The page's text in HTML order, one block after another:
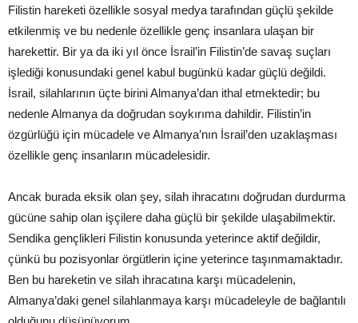
Filistin hareketi özellikle sosyal medya tarafından güçlü şekilde
etkilenmiş ve bu nedenle özellikle genç insanlara ulaşan bir
harekettir. Bir ya da iki yıl önce İsrail’in Filistin’de savaş suçları
işlediği konusundaki genel kabul bugünkü kadar güçlü değildi.
İsrail, silahlarının üçte birini Almanya’dan ithal etmektedir; bu
nedenle Almanya da doğrudan soykırıma dahildir. Filistin’in
özgürlüğü için mücadele ve Almanya’nın İsrail’den uzaklaşması
özellikle genç insanların mücadelesidir.
Ancak burada eksik olan şey, silah ihracatını doğrudan durdurma
gücüne sahip olan işçilere daha güçlü bir şekilde ulaşabilmektir.
Sendika gençlikleri Filistin konusunda yeterince aktif değildir,
çünkü bu pozisyonlar örgütlerin içine yeterince taşınmamaktadır.
Ben bu hareketin ve silah ihracatına karşı mücadelenin,
Almanya’daki genel silahlanmaya karşı mücadeleyle de bağlantılı